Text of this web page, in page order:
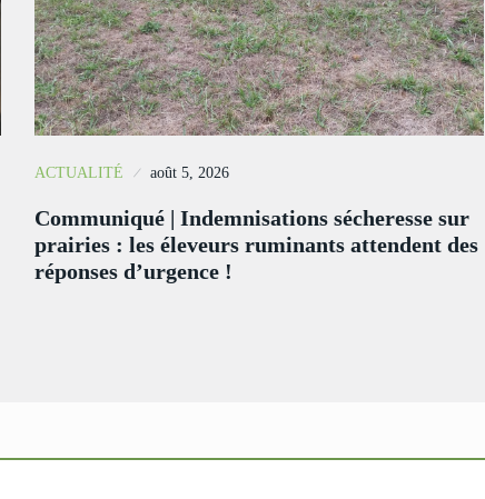
ACTUALITÉ août 5, 2026
Communiqué | Indemnisations sécheresse sur
prairies : les éleveurs ruminants attendent des
réponses d’urgence !